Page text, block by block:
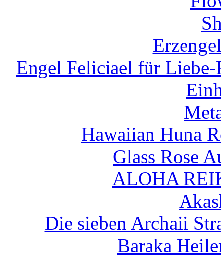
Engel Feliciael für Liebe-
Hawaiian Huna
Glass Rose
ALOHA
Die sieben Archaii
Baraka